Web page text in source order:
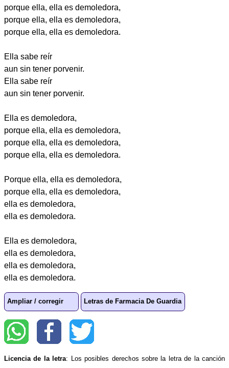
porque ella, ella es demoledora,
porque ella, ella es demoledora,
porque ella, ella es demoledora.
Ella sabe reír
aun sin tener porvenir.
Ella sabe reír
aun sin tener porvenir.
Ella es demoledora,
porque ella, ella es demoledora,
porque ella, ella es demoledora,
porque ella, ella es demoledora.
Porque ella, ella es demoledora,
porque ella, ella es demoledora,
ella es demoledora,
ella es demoledora.
Ella es demoledora,
ella es demoledora,
ella es demoledora,
ella es demoledora.
Ampliar / corregir Letras de Farmacia De Guardia
Licencia de la letra: Los posibles derechos sobre la letra de la canción